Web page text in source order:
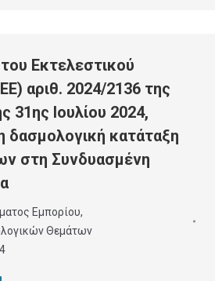
Εκτελεστικού
αριθ. 2024/2136 της
31ης Ιουλίου 2024,
δασμολογική κατάταξη
στη Συνδυασμένη
Εμπορίου,
Θεμάτων